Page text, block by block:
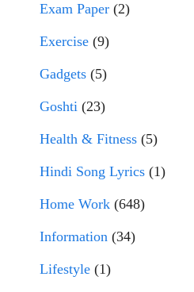
Exam Paper (2)
Exercise (9)
Gadgets (5)
Goshti (23)
Health & Fitness (5)
Hindi Song Lyrics (1)
Home Work (648)
Information (34)
Lifestyle (1)